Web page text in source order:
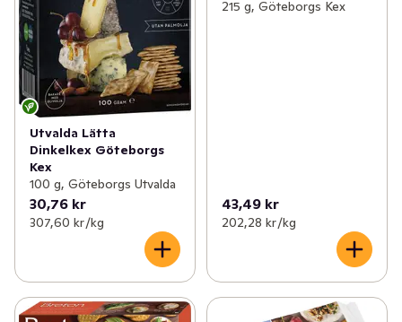
Utvalda Lätta
Dinkelkex Göteborgs
Kex
100 g, Göteborgs Utvalda
30,76 kr
307,60 kr /kg
215 g, Göteborgs Kex
43,49 kr
202,28 kr /kg